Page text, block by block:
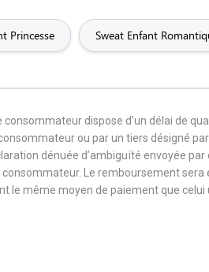
Princesse Sweat Enfant
dispose d’un délai de
ou par un tiers désigné
dénuée d’ambiguïté envoyée par
consommateur. Le remboursement
le même moyen de paiement que celui